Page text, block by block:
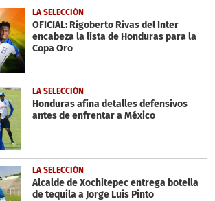
LA SELECCIÓN
OFICIAL: Rigoberto Rivas del Inter
encabeza la lista de Honduras para la
Copa Oro
LA SELECCIÓN
Honduras afina detalles defensivos
antes de enfrentar a México
LA SELECCIÓN
Alcalde de Xochitepec entrega botella
de tequila a Jorge Luis Pinto